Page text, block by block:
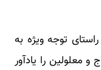
توجه ویژه به
معلولین را یادآور